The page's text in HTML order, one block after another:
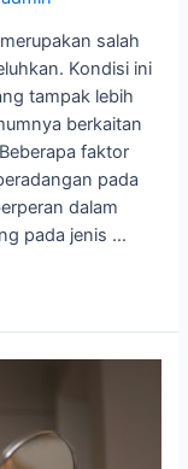
salah
Kondisi ini
tampak lebih
berkaitan
faktor
pada
dalam
pada jenis …